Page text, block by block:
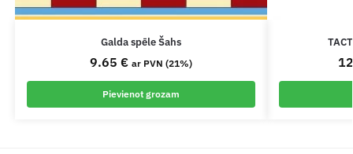
Galda spēle Šahs
9.65 € ar PVN (21%)
Pievienot grozam